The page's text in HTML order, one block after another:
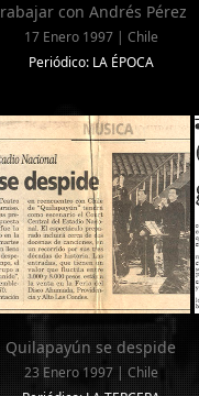
con Andrés Pérez
17 Enero 1997 | Chile
Periódico: LA ÉPOCA
Quilapayún se despide
23 Enero 1997 | Chile